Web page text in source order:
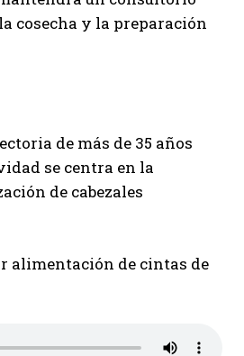
cosecha y la preparación
de más de 35 años
se centra en la
de cabezales
alimentación de cintas de